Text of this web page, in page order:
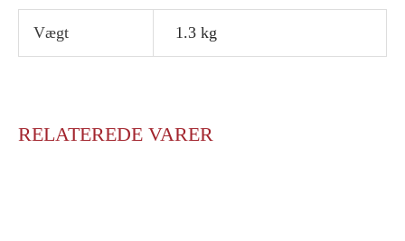
Vægt 1.3 kg
RELATEREDE VARER